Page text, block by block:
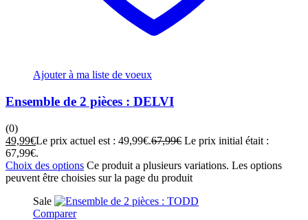
Ajouter à ma liste de voeux
Ensemble de 2 pièces : DELVI
(0)
49,99€Le prix actuel est : 49,99€.67,99€ Le prix initial était :
67,99€.
Choix des options Ce produit a plusieurs variations. Les options
peuvent être choisies sur la page du produit
Sale
Comparer